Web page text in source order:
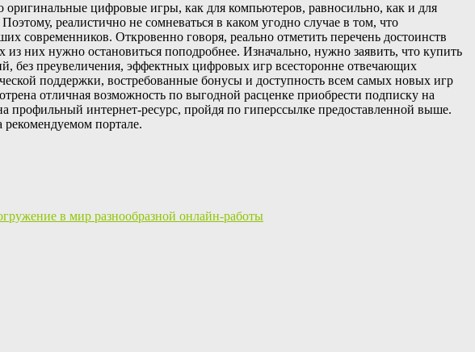
цифровые игры, как для компьютеров, равносильно, как и для
реалистично не сомневаться в каком угодно случае в том, что
современников. Откровенно говоря, реально отметить перечень достоинств
них нужно остановиться поподробнее. Изначально, нужно заявить, что купить
без преувеличения, эффектных цифровых игр всесторонне отвечающих
поддержки, востребованные бонусы и доступность всем самых новых игр
отличная возможность по выгодной расценке приобрести подписку на
профильный интернет-ресурс, пройдя по гиперссылке предоставленной выше.
портале.
в мир разнообразной онлайн-работы